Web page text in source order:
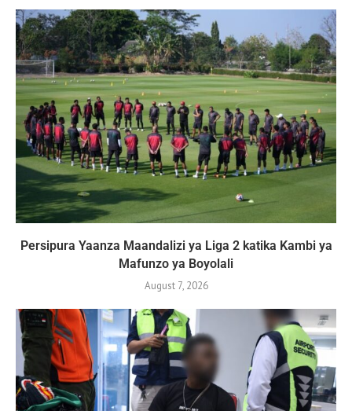
Persipura Yaanza Maandalizi ya Liga 2 katika Kambi ya
Mafunzo ya Boyolali
August 7, 2026